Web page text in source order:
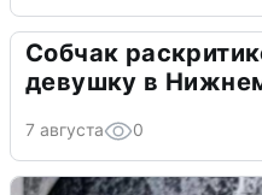
Собчак
девушку в
7 августа 0